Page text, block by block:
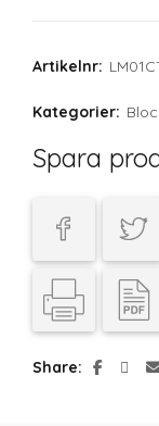
Artikelnr:
Kategorier:
Spara
Share